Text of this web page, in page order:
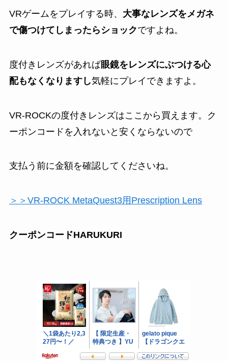
VRゲームをプレイする時、 大事なレンズをメガネ
で傷つけてしまったらショックですよね。
度付きレンズがあれば眼鏡をレンズにぶつける心
配もなくなりますし気軽にプレイできますよ。
VR-ROCKの度付きレンズはここから買えます。ク
ーポンコードを入れないと安くならないので
支払う前に金額を確認してくださいね。
＞＞VR-ROCK MetaQuest3用Prescription Lens
クーポンコードHARUKURI